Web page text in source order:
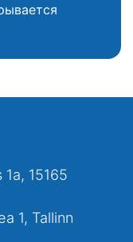
15165
1, Tallinn